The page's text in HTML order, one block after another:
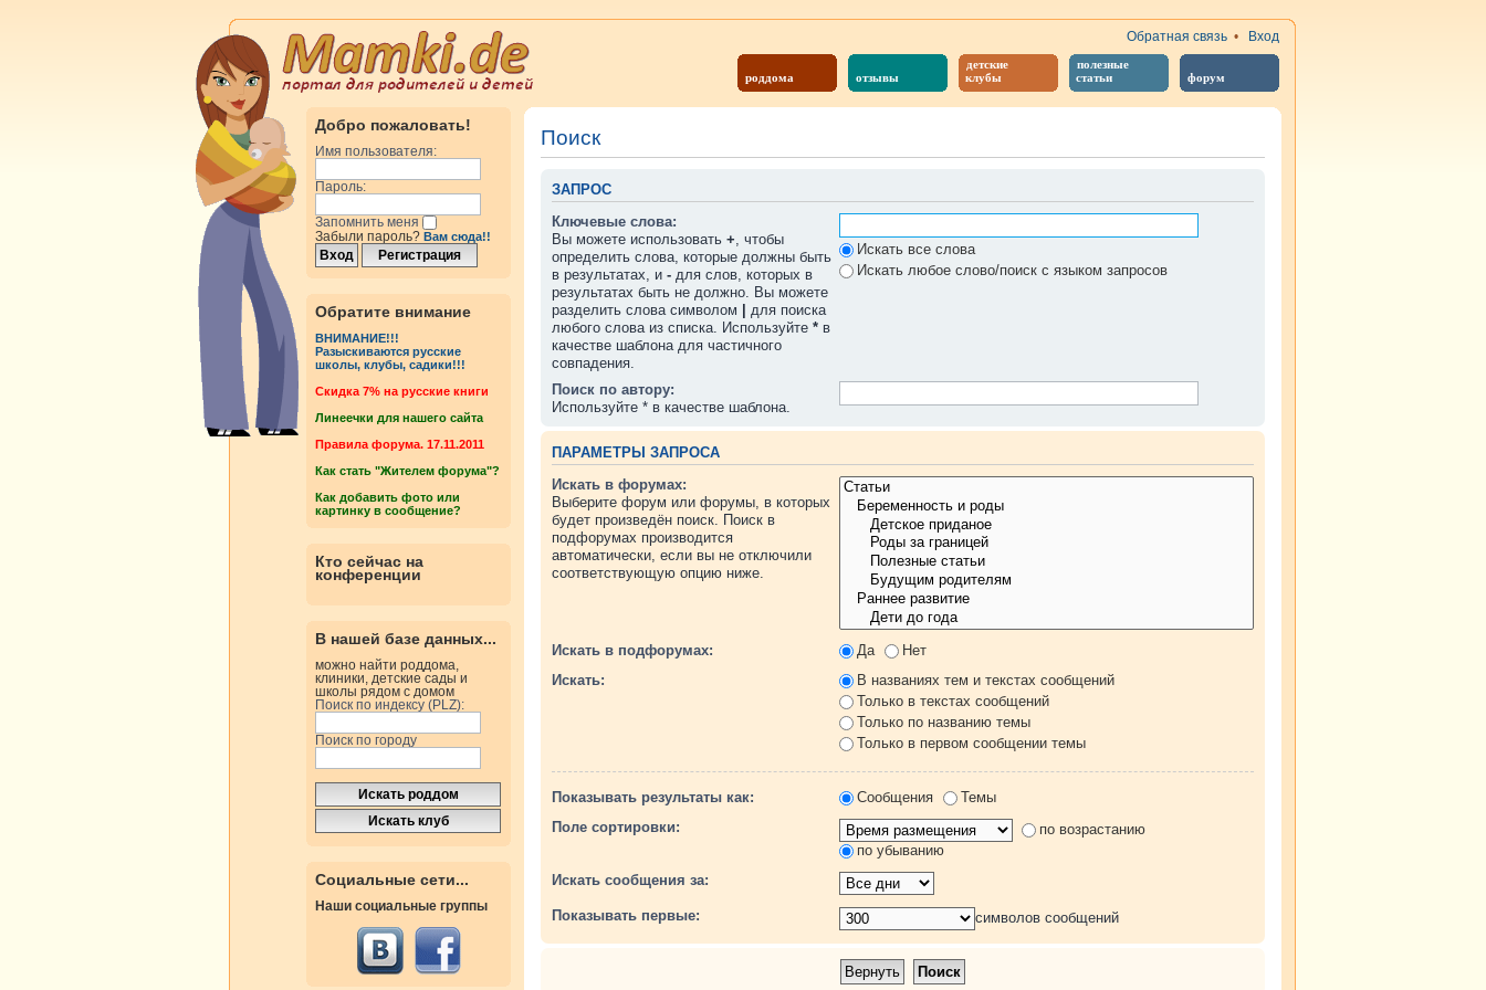
роддома отзывы
детские
клубы
полезные
статьи
форум
Обратная связь • Вход
Добро пожаловать!
Имя пользователя:
Пароль:
Запомнить меня
Забыли пароль? Вам сюда!!
Обратите внимание
ВНИМАНИЕ!!!
Разыскиваются русские
школы, клубы, садики!!!
Cкидка 7% на русские книги
Линеечки для нашего сайта
Правила форума. 17.11.2011
Как стать "Жителем форума"?
Как добавить фото или
картинку в сообщение?
Кто сейчас на
конференции
В нашей базе данных...
можно найти роддома,
клиники, детские сады и
школы рядом с домом
Поиск по индексу (PLZ):
Поиск по городу
Социальные сети...
Наши социальные группы
Поиск
ЗАПРОС
Ключевые слова:
Вы можете использовать +, чтобы
определить слова, которые должны быть
в результатах, и - для слов, которых в
результатах быть не должно. Вы можете
разделить слова символом
для поиска
любого слова из списка. Используйте * в
качестве шаблона для частичного
совпадения.
Искать все слова
Искать любое слово/поиск с языком запросов
Поиск по автору:
Используйте * в качестве шаблона.
ПАРАМЕТРЫ ЗАПРОСА
Искать в форумах:
Выберите форум или форумы, в которых
будет произведён поиск. Поиск в
подфорумах производится
автоматически, если вы не отключили
соответствующую опцию ниже.
Искать в подфорумах: Да
Нет
Искать:
В названиях тем и текстах сообщений
Только в текстах сообщений
Только по названию темы
Только в первом сообщении темы
Показывать результаты как: Сообщения
Темы
Поле сортировки:
по возрастанию
по убыванию
Искать сообщения за:
Показывать первые: символов сообщений